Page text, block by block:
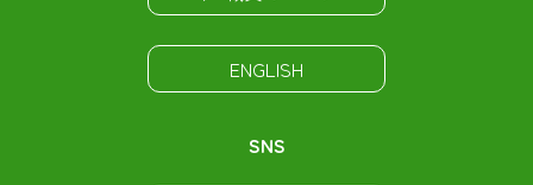
ENGLISH
SNS